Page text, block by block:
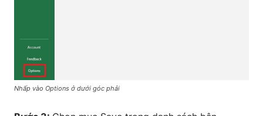
Nhấp vào Options ở dưới góc phải